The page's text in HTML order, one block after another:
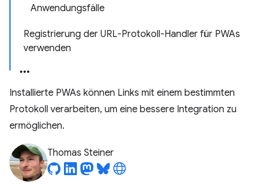
Anwendungsfälle
Registrierung der URL-Protokoll-Handler für PWAs
verwenden
Installierte PWAs können Links mit einem bestimmten
Protokoll verarbeiten, um eine bessere Integration zu
ermöglichen.
Thomas Steiner